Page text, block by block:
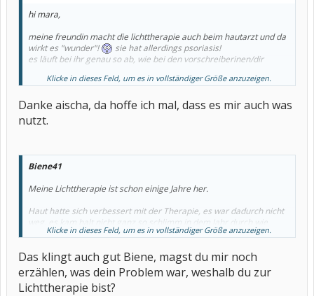
hi mara,
meine freundin macht die lichttherapie auch beim hautarzt und da
wirkt es "wunder"!
sie hat allerdings psoriasis!
es läuft bei ihr genau so ab, wie bei den vorschreiberinen/dir
Klicke in dieses Feld, um es in vollständiger Größe anzuzeigen.
Danke aischa, da hoffe ich mal, dass es mir auch was
nutzt.
Biene41
Meine Lichttherapie ist schon einige Jahre her.
Haut hatte sich verbessert mit der Therapie, es war dadurch nicht
weg, es kam halt nicht ganz so schlimm in dem Jahr durch wie
sonst.Klicke in dieses Feld, um es in vollständiger Größe anzuzeigen.
Das klingt auch gut Biene, magst du mir noch
erzählen, was dein Problem war, weshalb du zur
Lichttherapie bist?